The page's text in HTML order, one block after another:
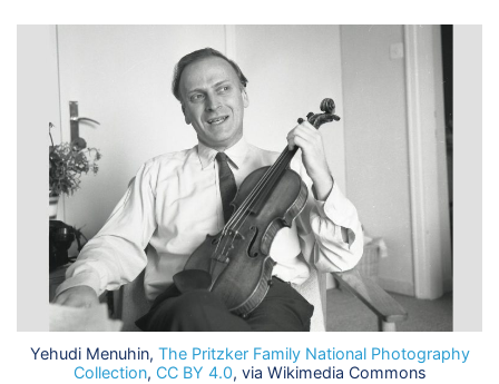
Yehudi Menuhin, The Pritzker Family National Photography
Collection, CC BY 4.0, via Wikimedia Commons